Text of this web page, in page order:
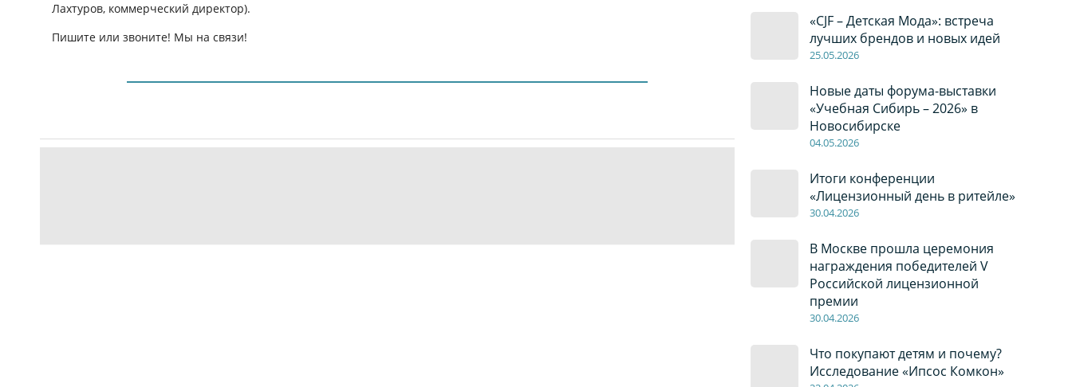
«CJF – Детская Мода»: встреча
лучших брендов и новых идей
25.05.2026
Новые даты форума-выставки
«Учебная Сибирь – 2026» в
Новосибирске
04.05.2026
Итоги конференции
«Лицензионный день в ритейле»
30.04.2026
В Москве прошла церемония
награждения победителей V
Российской лицензионной
премии
30.04.2026
Что покупают детям и почему?
Исследование «Ипсос Комкон»
Лахтуров, коммерческий директор).
Пишите или звоните! Мы на связи!